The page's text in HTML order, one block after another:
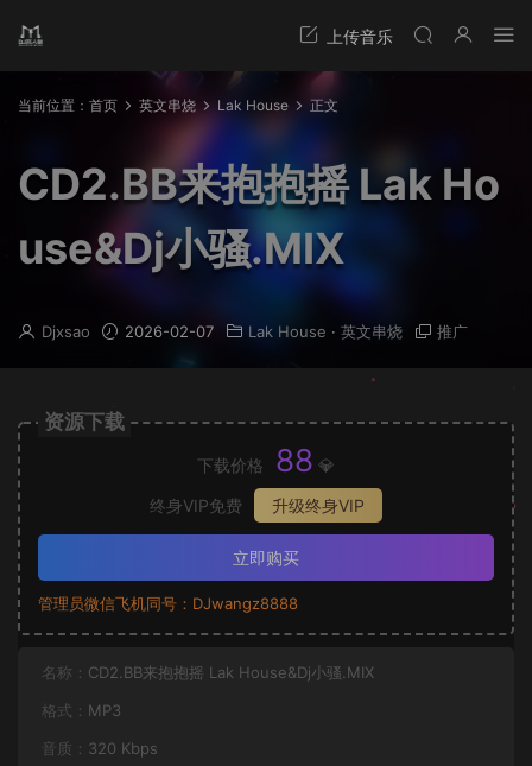
当前位置： 首页 英文串烧 Lak House 正文
CD2.BB来抱抱摇 Lak Ho
use&Dj小骚.MIX
Djxsao 2026-02-07 Lak House · 英文串烧 推广
资源下载
下载价格 88 💎
终身VIP免费
升级终身VIP
立即购买
管理员微信飞机同号：DJwangz8888
名称： CD2.BB来抱抱摇 Lak House&Dj小骚.MIX
格式： MP3
音质： 320 Kbps